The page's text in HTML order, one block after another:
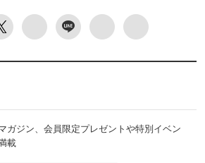
ガジン、会員限定プレゼントや特別イベン
載